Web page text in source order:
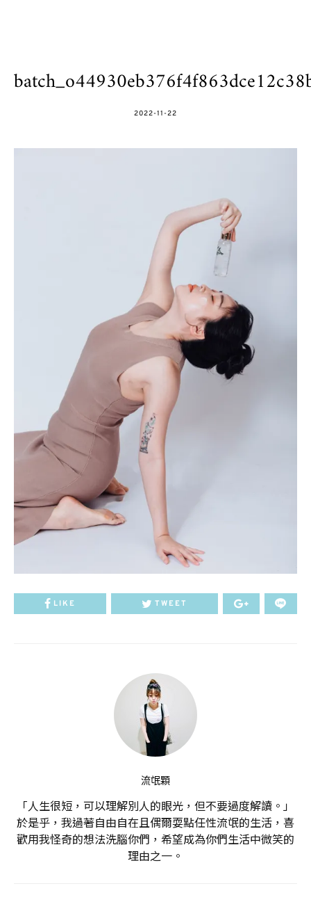
POSTED
2022-11-22
LIKE TWEET
流氓顆
「人生很短，可以理解別人的眼光，但不要過度解讀。」
於是乎，我過著自由自在且偶爾耍點任性流氓的生活，喜
歡用我怪奇的想法洗腦你們，希望成為你們生活中微笑的
理由之一。